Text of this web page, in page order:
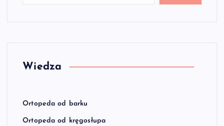
Wiedza
Ortopeda od barku
Ortopeda od kręgosłupa